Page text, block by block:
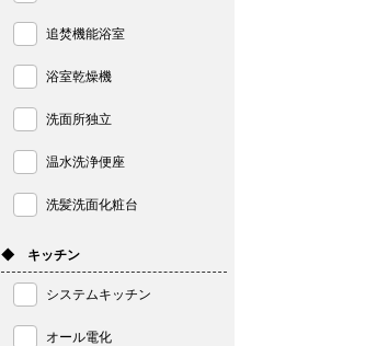
追焚機能浴室
浴室乾燥機
洗面所独立
温水洗浄便座
洗髪洗面化粧台
◆ キッチン
システムキッチン
オール電化